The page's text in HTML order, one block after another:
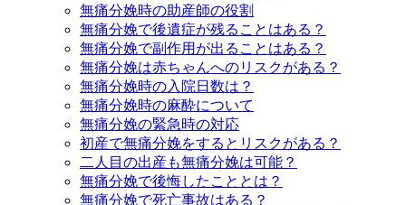
無痛分娩時の助産師の役割
無痛分娩で後遺症が残ることはある？
無痛分娩で副作用が出ることはある？
無痛分娩は赤ちゃんへのリスクがある？
無痛分娩時の入院日数は？
無痛分娩時の麻酔について
無痛分娩の緊急時の対応
初産で無痛分娩をするとリスクがある？
二人目の出産も無痛分娩は可能？
無痛分娩で後悔したこととは？
無痛分娩で死亡事故はある？